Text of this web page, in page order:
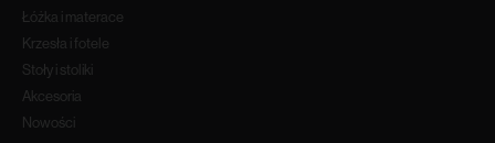
Łóżka i materace
Krzesła i fotele
Stoły i stoliki
Akcesoria
Nowości